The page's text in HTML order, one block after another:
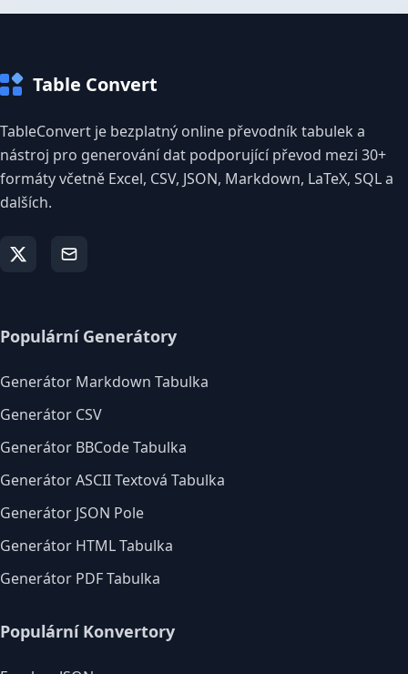
Table Convert
TableConvert je bezplatný online převodník tabulek a
nástroj pro generování dat podporující převod mezi 30+
formáty včetně Excel, CSV, JSON, Markdown, LaTeX, SQL a
dalších.
Populární Generátory
Generátor Markdown Tabulka
Generátor CSV
Generátor BBCode Tabulka
Generátor ASCII Textová Tabulka
Generátor JSON Pole
Generátor HTML Tabulka
Generátor PDF Tabulka
Populární Konvertory